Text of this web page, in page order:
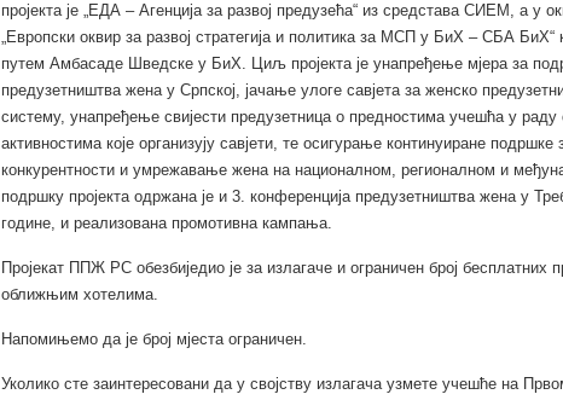
пројекта је „ЕДА – Агенција за развој предузећа“ из средстава СИЕМ, а у
„Европски оквир за развој стратегија и политика за МСП у БиХ – СБА БиХ“
путем Амбасаде Шведске у БиХ. Циљ пројекта је унапређење мјера за
предузетништва жена у Српској, јачање улоге савјета за женско
систему, унапређење свијести предузетница о предностима учешћа у раду
активностима које организују савјети, те осигурање континуиране
конкурентности и умрежавање жена на националном, регионалном и
подршку пројекта одржана је и 3. конференција предузетништва жена у
године, и реализована промотивна кампања.
Пројекат ППЖ РС обезбиједио је за излагаче и ограничен број бесплатних
оближњим хотелима.
Напомињемо да је број мјеста ограничен.
Уколико сте заинтересовани да у својству излагача узмете учешће на